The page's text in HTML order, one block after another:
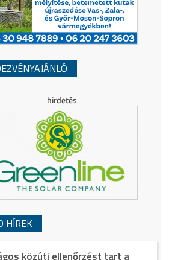
HÍREK
közúti ellenőrzést tart a